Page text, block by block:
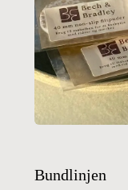
Bundlinjen